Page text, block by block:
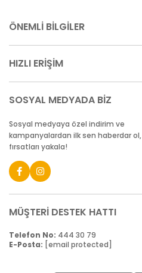
ÖNEMLİ BİLGİLER
HIZLI ERİŞİM
SOSYAL MEDYADA BİZ
Sosyal medyaya özel indirim ve
kampanyalardan ilk sen haberdar ol,
fırsatları yakala!
MÜŞTERİ DESTEK HATTI
Telefon No: 444 30 79
E-Posta: [email protected]